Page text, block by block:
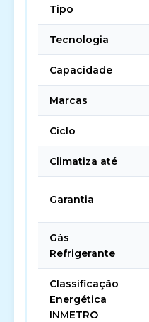
Tipo
Tecnologia
Capacidade
Marcas
Ciclo
Climatiza até
Garantia
Gás
Refrigerante
Classificação
Energética
INMETRO